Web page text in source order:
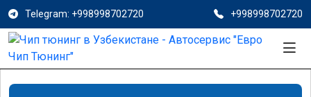
Telegram: +998998702720 +998998702720